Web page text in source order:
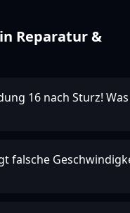
Reparatur &
16 nach Sturz!
falsche